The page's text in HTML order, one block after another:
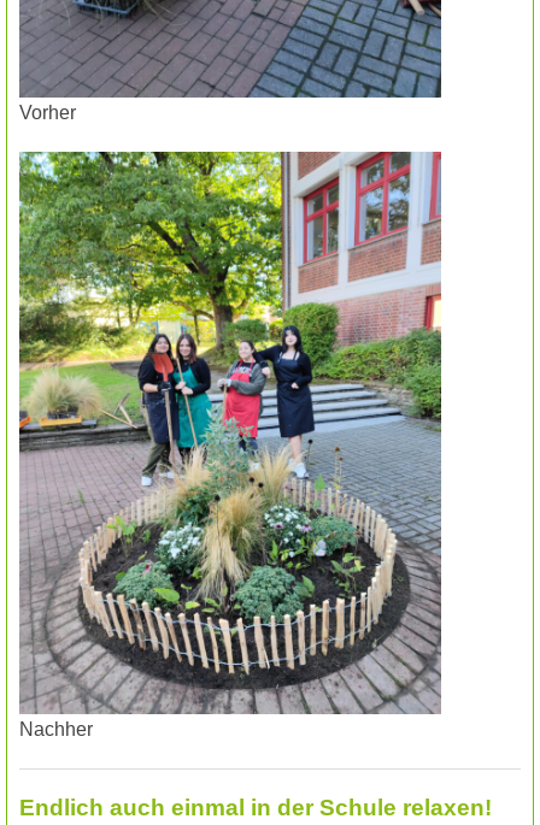
Vorher
Nachher
Endlich auch einmal in der Schule relaxen!